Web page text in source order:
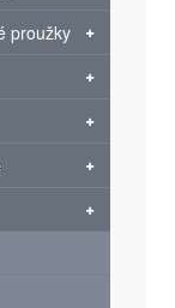
proužky